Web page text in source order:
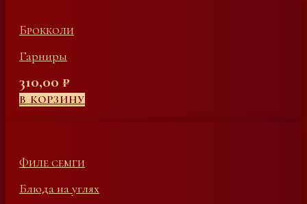
Брокколи
Гарниры
310,00 ₽
В КОРЗИНУ
Филе семги
Блюда на углях